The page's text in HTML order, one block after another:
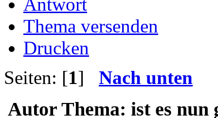
Thema versenden
Drucken
Seiten: [1] Nach unten
Autor Thema: ist es